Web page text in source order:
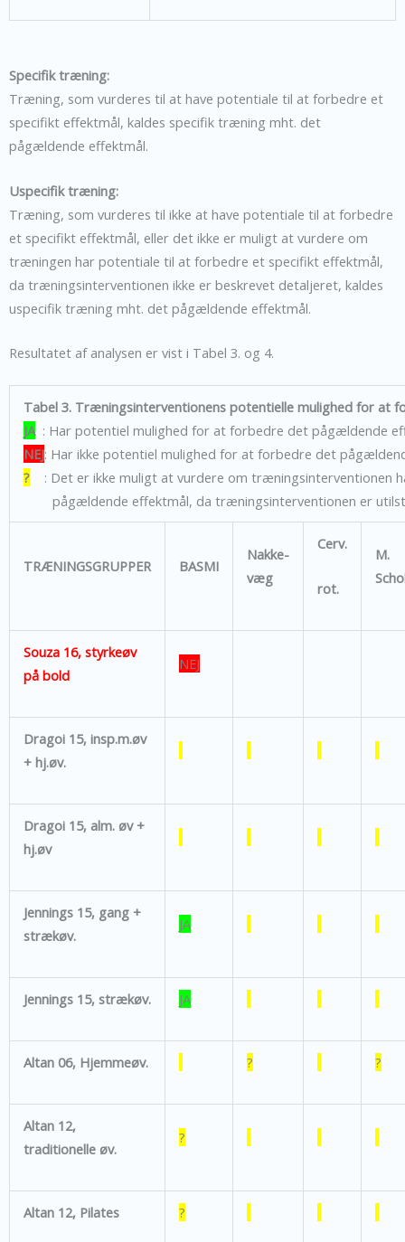
Specifik træning:
Træning, som vurderes til at have potentiale til at forbedre et
specifikt effektmål, kaldes specifik træning mht. det
pågældende effektmål.
Uspecifik træning:
Træning, som vurderes til ikke at have potentiale til at forbedre
et specifikt effektmål, eller det ikke er muligt at vurdere om
træningen har potentiale til at forbedre et specifikt effektmål,
da træningsinterventionen ikke er beskrevet detaljeret, kaldes
uspecifik træning mht. det pågældende effektmål.
Resultatet af analysen er vist i Tabel 3. og 4.
Tabel 3. Træningsinterventionens potentielle mulighed for at
JA: Har potentiel mulighed for at forbedre det pågældende
NEJ: Har ikke potentiel mulighed for at forbedre det
?
: Det er ikke muligt at vurdere om træningsinterventionen
pågældende effektmål, da træningsinterventionen er
TRÆNINGSGRUPPER BASMI
Nakke-
væg
Cerv.
rot.
M.
Souza 16, styrkeøv
på bold
NEJ
Dragoi 15, insp.m.øv
+ hj.øv.
Dragoi 15, alm. øv +
hj.øv
Jennings 15, gang +
strækøv.
JA
Jennings 15, strækøv. JA
Altan 06, Hjemmeøv. ? ?
Altan 12,
traditionelle øv.
?
Altan 12, Pilates ?